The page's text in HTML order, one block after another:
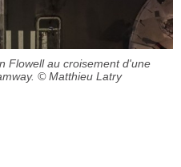
Flowell au croisement d'une
© Matthieu Latry